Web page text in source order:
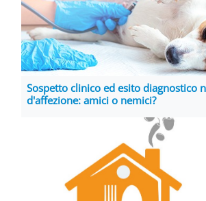
Sospetto clinico ed esito diagnostico
d'affezione: amici o nemici?